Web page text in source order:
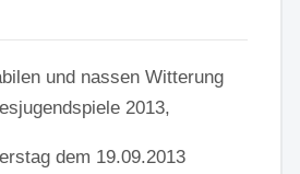
und nassen Witterung
2013,
dem 19.09.2013